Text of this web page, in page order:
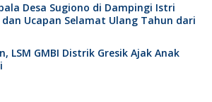
Desa Sugiono di Dampingi Istri
Ucapan Selamat Ulang Tahun dari
LSM GMBI Distrik Gresik Ajak Anak